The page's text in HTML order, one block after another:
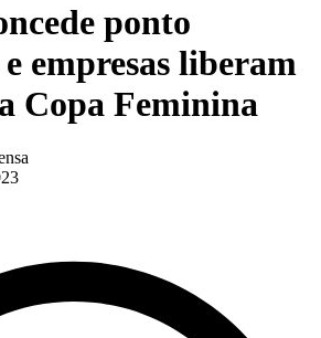
ponto
empresas liberam
Copa Feminina